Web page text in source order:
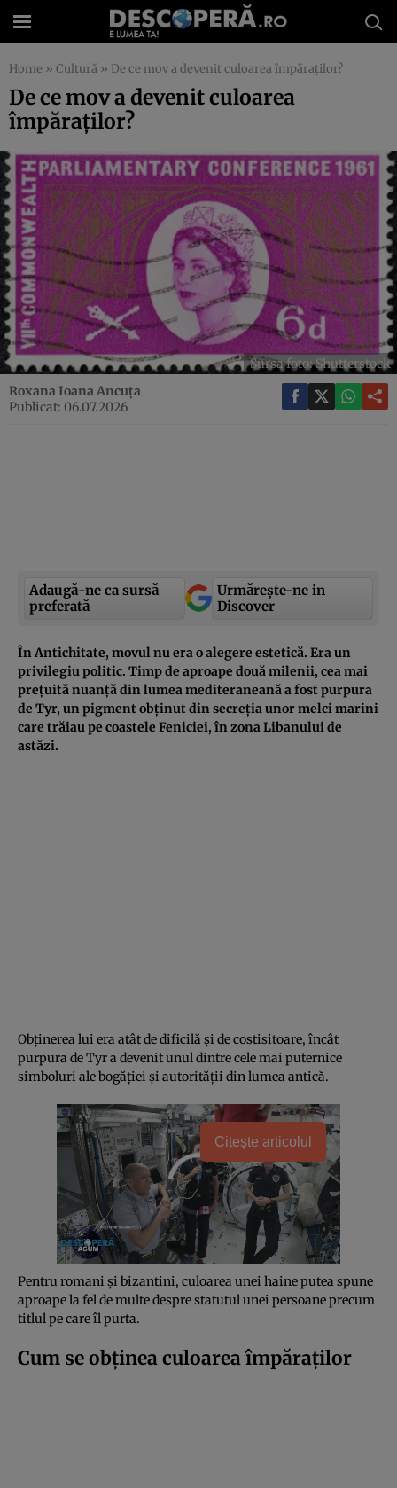
Home » Cultură » De ce mov a devenit culoarea împăraților?
De ce mov a devenit culoarea
împăraților?
Sursa foto: Shutterstock
Roxana Ioana Ancuța
Publicat: 06.07.2026
Adaugă-ne ca sursă
preferată
Urmărește-ne in
Discover
În Antichitate, movul nu era o alegere estetică. Era un
privilegiu politic. Timp de aproape două milenii, cea mai
prețuită nuanță din lumea mediteraneană a fost purpura
de Tyr, un pigment obținut din secreția unor melci marini
care trăiau pe coastele Feniciei, în zona Libanului de
astăzi.
Obținerea lui era atât de dificilă și de costisitoare, încât
purpura de Tyr a devenit unul dintre cele mai puternice
simboluri ale bogăției și autorității din lumea antică.
Citește articolul
Pentru romani și bizantini, culoarea unei haine putea spune
aproape la fel de multe despre statutul unei persoane precum
titlul pe care îl purta.
Cum se obținea culoarea împăraților